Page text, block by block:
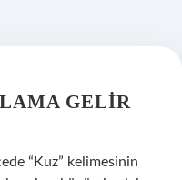
GELIR
“Kuz” kelimesinin